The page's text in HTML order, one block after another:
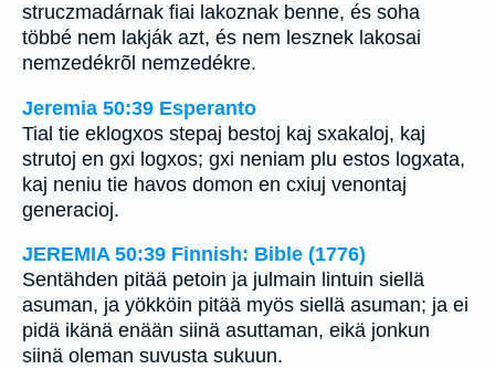
struczmadárnak fiai lakoznak benne, és soha
többé nem lakják azt, és nem lesznek lakosai
nemzedékrõl nemzedékre.
Jeremia 50:39 Esperanto
Tial tie eklogxos stepaj bestoj kaj sxakaloj, kaj
strutoj en gxi logxos; gxi neniam plu estos logxata,
kaj neniu tie havos domon en cxiuj venontaj
generacioj.
JEREMIA 50:39 Finnish: Bible (1776)
Sentähden pitää petoin ja julmain lintuin siellä
asuman, ja yökköin pitää myös siellä asuman; ja ei
pidä ikänä enään siinä asuttaman, eikä jonkun
siinä oleman suvusta sukuun.